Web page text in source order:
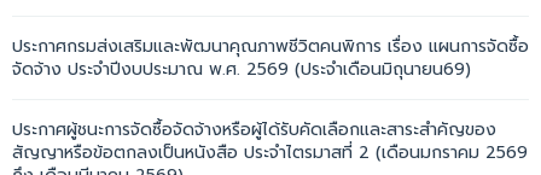
ประกาศกรมส่งเสริมและพัฒนาคุณภาพชีวิตคนพิการ เรื่อง แผนการจัดซื้อ
จัดจ้าง ประจำปีงบประมาณ พ.ศ. 2569 (ประจำเดือนมิถุนายน69)
ประกาศผู้ชนะการจัดซื้อจัดจ้างหรือผู้ได้รับคัดเลือกและสาระสำคัญของ
สัญญาหรือข้อตกลงเป็นหนังสือ ประจำไตรมาสที่ 2 (เดือนมกราคม 2569